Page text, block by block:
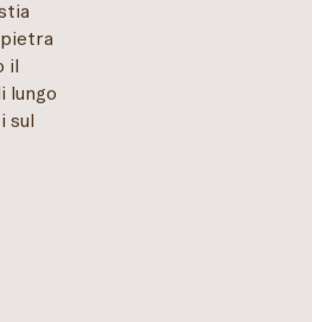
il
lungo
sul